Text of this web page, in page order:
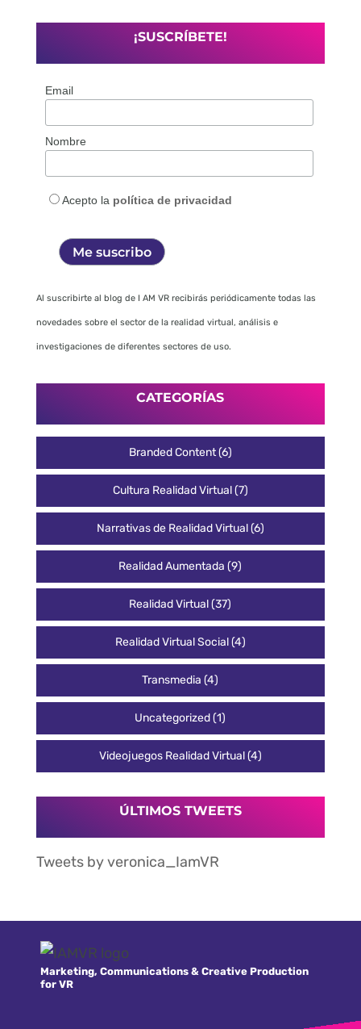
¡SUSCRÍBETE!
Email
Nombre
Acepto la política de privacidad
Al suscribirte al blog de I AM VR recibirás periódicamente todas las
novedades sobre el sector de la realidad virtual, análisis e
investigaciones de diferentes sectores de uso.
CATEGORÍAS
Branded Content(6)
Cultura Realidad Virtual(7)
Narrativas de Realidad Virtual(6)
Realidad Aumentada (9)
Realidad Virtual(37)
Realidad Virtual Social(4)
Transmedia (4)
Uncategorized(1)
Videojuegos Realidad Virtual(4)
ÚLTIMOS TWEETS
Tweets by veronica_IamVR
Marketing, Communications & Creative Production
for VR